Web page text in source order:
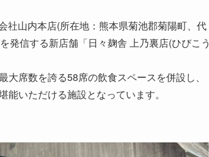
社山内本店(所在地：熊本県菊池郡菊陽町、代
発信する新店舗「日々麹舎 上乃裏店(ひびこう
席数を誇る58席の飲食スペースを併設し、
いただける施設となっています。